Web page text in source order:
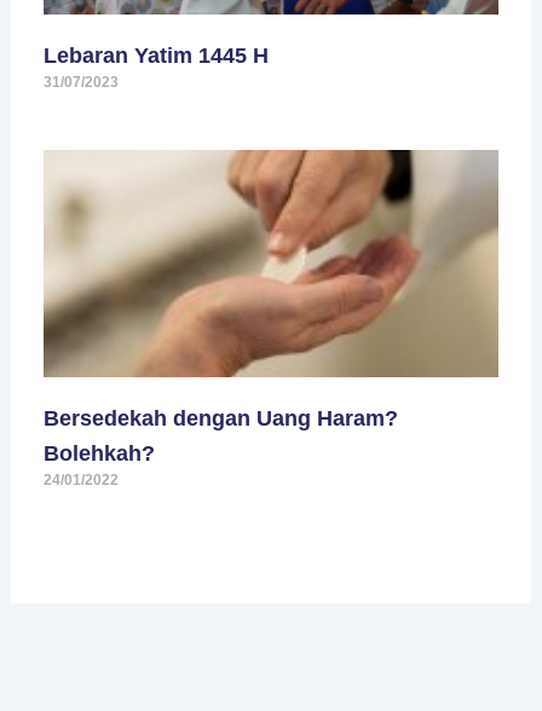
Lebaran Yatim 1445 H
31/07/2023
Bersedekah dengan Uang Haram?
Bolehkah?
24/01/2022